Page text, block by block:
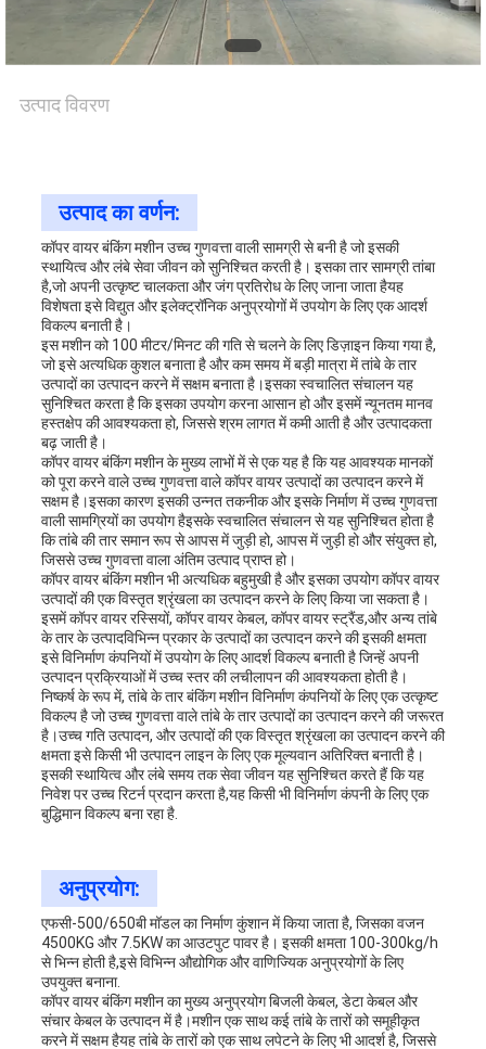
हमसे
संपर्क
समाचार
मामले
साइटमैप
PRIVACY
POLICY
उत्पाद विवरण
उत्पाद का वर्णन:
कॉपर वायर बंकिंग मशीन उच्च गुणवत्ता वाली सामग्री से बनी है जो इसकी
स्थायित्व और लंबे सेवा जीवन को सुनिश्चित करती है। इसका तार सामग्री तांबा
है,जो अपनी उत्कृष्ट चालकता और जंग प्रतिरोध के लिए जाना जाता हैयह
विशेषता इसे विद्युत और इलेक्ट्रॉनिक अनुप्रयोगों में उपयोग के लिए एक आदर्श
विकल्प बनाती है।
इस मशीन को 100 मीटर/मिनट की गति से चलने के लिए डिज़ाइन किया गया है,
जो इसे अत्यधिक कुशल बनाता है और कम समय में बड़ी मात्रा में तांबे के तार
उत्पादों का उत्पादन करने में सक्षम बनाता है।इसका स्वचालित संचालन यह
सुनिश्चित करता है कि इसका उपयोग करना आसान हो और इसमें न्यूनतम मानव
हस्तक्षेप की आवश्यकता हो, जिससे श्रम लागत में कमी आती है और उत्पादकता
बढ़ जाती है।
कॉपर वायर बंकिंग मशीन के मुख्य लाभों में से एक यह है कि यह आवश्यक मानकों
को पूरा करने वाले उच्च गुणवत्ता वाले कॉपर वायर उत्पादों का उत्पादन करने में
सक्षम है।इसका कारण इसकी उन्नत तकनीक और इसके निर्माण में उच्च गुणवत्ता
वाली सामग्रियों का उपयोग हैइसके स्वचालित संचालन से यह सुनिश्चित होता है
कि तांबे की तार समान रूप से आपस में जुड़ी हो, आपस में जुड़ी हो और संयुक्त हो,
जिससे उच्च गुणवत्ता वाला अंतिम उत्पाद प्राप्त हो।
कॉपर वायर बंकिंग मशीन भी अत्यधिक बहुमुखी है और इसका उपयोग कॉपर वायर
उत्पादों की एक विस्तृत श्रृंखला का उत्पादन करने के लिए किया जा सकता है।
इसमें कॉपर वायर रस्सियों, कॉपर वायर केबल, कॉपर वायर स्ट्रैंड,और अन्य तांबे
के तार के उत्पादविभिन्न प्रकार के उत्पादों का उत्पादन करने की इसकी क्षमता
इसे विनिर्माण कंपनियों में उपयोग के लिए आदर्श विकल्प बनाती है जिन्हें अपनी
उत्पादन प्रक्रियाओं में उच्च स्तर की लचीलापन की आवश्यकता होती है।
निष्कर्ष के रूप में, तांबे के तार बंकिंग मशीन विनिर्माण कंपनियों के लिए एक उत्कृष्ट
विकल्प है जो उच्च गुणवत्ता वाले तांबे के तार उत्पादों का उत्पादन करने की जरूरत
है।उच्च गति उत्पादन, और उत्पादों की एक विस्तृत श्रृंखला का उत्पादन करने की
क्षमता इसे किसी भी उत्पादन लाइन के लिए एक मूल्यवान अतिरिक्त बनाती है।
इसकी स्थायित्व और लंबे समय तक सेवा जीवन यह सुनिश्चित करते हैं कि यह
निवेश पर उच्च रिटर्न प्रदान करता है,यह किसी भी विनिर्माण कंपनी के लिए एक
बुद्धिमान विकल्प बना रहा है.
अनुप्रयोग:
एफसी-500/650बी मॉडल का निर्माण कुंशान में किया जाता है, जिसका वजन
4500KG और 7.5KW का आउटपुट पावर है। इसकी क्षमता 100-300kg/h
से भिन्न होती है,इसे विभिन्न औद्योगिक और वाणिज्यिक अनुप्रयोगों के लिए
उपयुक्त बनाना.
कॉपर वायर बंकिंग मशीन का मुख्य अनुप्रयोग बिजली केबल, डेटा केबल और
संचार केबल के उत्पादन में है।मशीन एक साथ कई तांबे के तारों को समूहीकृत
करने में सक्षम हैयह तांबे के तारों को एक साथ लपेटने के लिए भी आदर्श है, जिससे